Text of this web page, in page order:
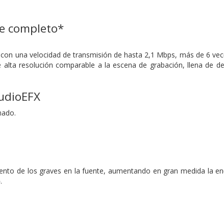
completo*
una velocidad de transmisión de hasta 2,1 Mbps, más de 6
alta resolución comparable a la escena de grabación, llena de
de los graves en la fuente, aumentando en gran medida la